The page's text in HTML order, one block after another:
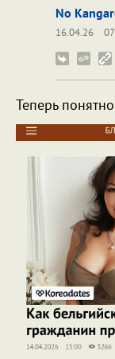
No
16.04.26
Теперь